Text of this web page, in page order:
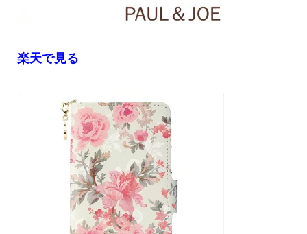
楽天で見る